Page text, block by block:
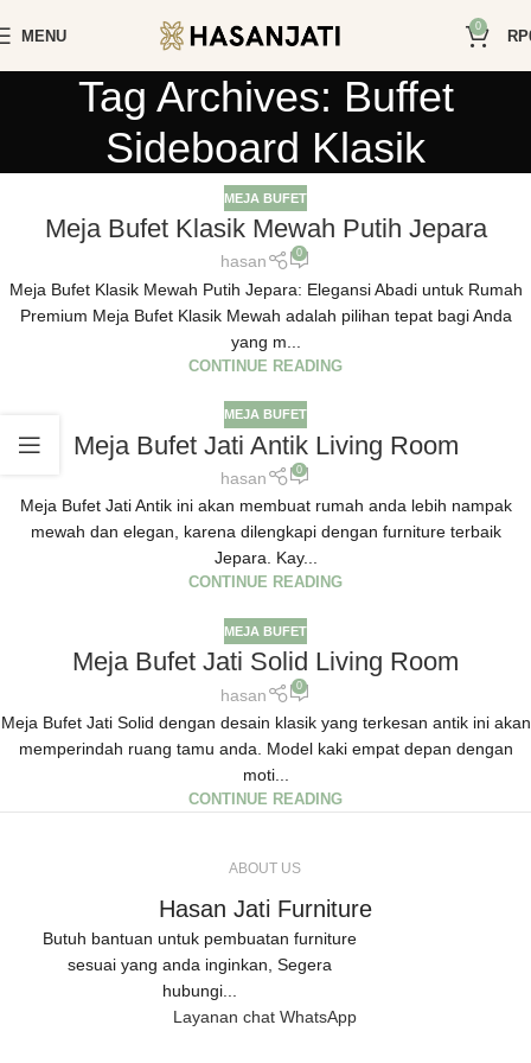
MENU
0
RP
Tag Archives: Buffet
Sideboard Klasik
MEJA BUFET
Meja Bufet Klasik Mewah Putih Jepara
hasan 0
Meja Bufet Klasik Mewah Putih Jepara: Elegansi Abadi untuk Rumah
Premium Meja Bufet Klasik Mewah adalah pilihan tepat bagi Anda
yang m...
CONTINUE READING
MEJA BUFET
Meja Bufet Jati Antik Living Room
hasan 0
Meja Bufet Jati Antik ini akan membuat rumah anda lebih nampak
mewah dan elegan, karena dilengkapi dengan furniture terbaik
Jepara. Kay...
CONTINUE READING
MEJA BUFET
Meja Bufet Jati Solid Living Room
hasan 0
Meja Bufet Jati Solid dengan desain klasik yang terkesan antik ini akan
memperindah ruang tamu anda. Model kaki empat depan dengan
moti...
CONTINUE READING
ABOUT US
Hasan Jati Furniture
Butuh bantuan untuk pembuatan furniture
sesuai yang anda inginkan, Segera
hubungi...
Layanan chat WhatsApp